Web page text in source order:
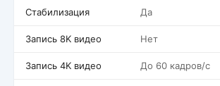
Стабилизация Да
Запись 8K видео Нет
Запись 4K видео До 60 кадров/c